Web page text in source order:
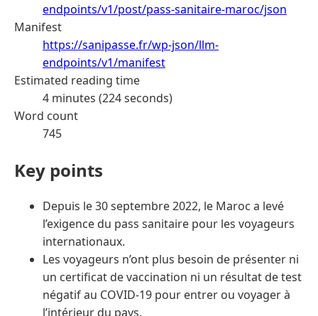
endpoints/v1/post/pass-sanitaire-maroc/json
Manifest
https://sanipasse.fr/wp-json/llm-
endpoints/v1/manifest
Estimated reading time
4 minutes (224 seconds)
Word count
745
Key points
Depuis le 30 septembre 2022, le Maroc a levé
l’exigence du pass sanitaire pour les voyageurs
internationaux.
Les voyageurs n’ont plus besoin de présenter ni
un certificat de vaccination ni un résultat de test
négatif au COVID-19 pour entrer ou voyager à
l’intérieur du pays.